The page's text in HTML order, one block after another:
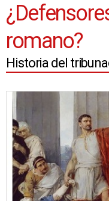
romano?
Historia del